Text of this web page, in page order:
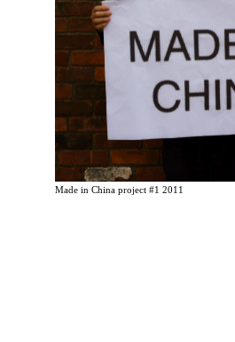
Made in China project #1 2011